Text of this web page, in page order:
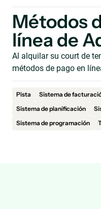
Métodos
línea de
Al alquilar su court de
métodos de pago en
Pista Sistema de
Sistema de planificación
Sistema de programación